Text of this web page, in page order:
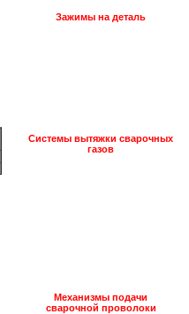
Зажимы на деталь
Системы вытяжки сварочных
газов
Механизмы подачи
сварочной проволоки